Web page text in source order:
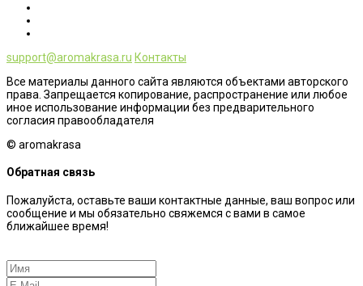
support@aromakrasa.ru Контакты
Все материалы данного сайта являются объектами авторского
права. Запрещается копирование, распространение или любое
иное использование информации без предварительного
согласия правообладателя
© aromakrasa
Обратная связь
Пожалуйста, оставьте ваши контактные данные, ваш вопрос или
сообщение и мы обязательно свяжемся с вами в самое
ближайшее время!